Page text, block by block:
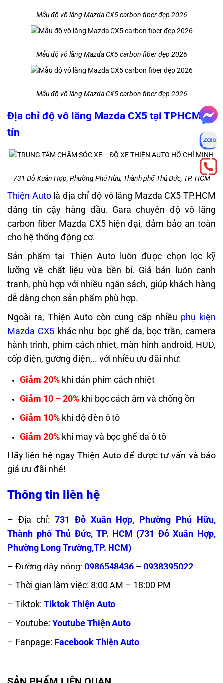
Mẫu độ vô lăng Mazda CX5 carbon fiber đẹp 2026
Mẫu độ vô lăng Mazda CX5 carbon fiber đẹp 2026
Mẫu độ vô lăng Mazda CX5 carbon fiber đẹp 2026
Địa chỉ độ vô lăng Mazda CX5 tại TPHCM uy
tín
731 Đỗ Xuân Hợp, Phường Phú Hữu, Thành phố Thủ Đức, TP. HCM
Thiện Autolà địa chỉ độ vô lăng Mazda CX5 TP.HCM
đáng tin cậy hàng đầu. Gara chuyên độ vô lăng
carbon fiber Mazda CX5 hiện đại, đảm bảo an toàn
cho hệ thống động cơ.
Sản phẩm tại Thiện Auto luôn được chọn lọc kỹ
lưỡng về chất liệu vừa bền bỉ. Giá bán luôn cạnh
tranh, phù hợp với nhiều ngân sách, giúp khách hàng
dễ dàng chọn sản phẩm phù hợp.
Ngoài ra, Thiện Auto còn cung cấp nhiều phụ kiện
Mazda CX5khác như bọc ghế da, bọc trần, camera
hành trình, phim cách nhiệt, màn hình android, HUD,
cốp điện, gương điện,.. với nhiều ưu đãi như:
Giảm 20% khi dán phim cách nhiệt
Giảm 10 – 20% khi bọc cách âm và chống ồn
Giảm 10% khi độ đèn ô tô
Giảm 20% khi may và bọc ghế da ô tô
Hãy liên hệ ngay Thiện Auto để được tư vấn và báo
giá ưu đãi nhé!
Thông tin liên hệ
– Địa chỉ: 731 Đỗ Xuân Hợp, Phường Phú Hữu,
Thành phố Thủ Đức, TP. HCM (731 Đỗ Xuân Hợp,
Phường Long Trường,TP. HCM)
– Đường dây nóng: 0986548436 –0938395022
– Thời gian làm việc: 8:00 AM – 18:00 PM
– Tiktok: Tiktok Thiện Auto
– Youtube: Youtube Thiện Auto
– Fanpage: Facebook Thiện Auto